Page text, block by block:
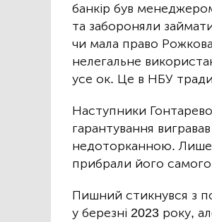
банкір був
та забороняли
чи мала право
нелегальне
усе ок. Це в НБУ
Наступники
гарантування
недоторканною. Лише
прибрали його
Пишний стикнувся з
у березні 2023 року,